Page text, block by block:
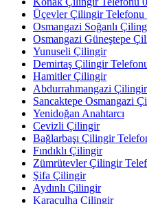
Üçevler Çilingir Telefonu
Osmangazi Soğanlı
Osmangazi Güneştepe
Yunuseli Çilingir
Demirtaş Çilingir
Hamitler Çilingir
Abdurrahmangazi Çilingir
Sancaktepe Osmangazi
Yenidoğan Anahtarcı
Cevizli Çilingir
Bağlarbaşı Çilingir
Fındıklı Çilingir
Zümrütevler Çilingir
Şifa Çilingir
Aydınlı Çilingir
Karaçulha Çilingir